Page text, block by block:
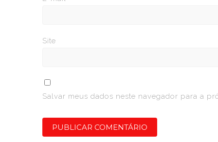
Site
Salvar meus dados neste navegador para a